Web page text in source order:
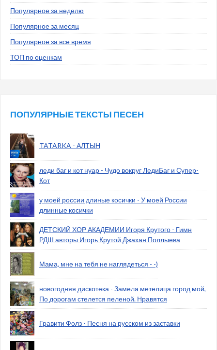
Популярное за неделю
Популярное за месяц
Популярное за все время
ТОП по оценкам
ПОПУЛЯРНЫЕ ТЕКСТЫ ПЕСЕН
TATARKA - АЛТЫН
леди баг и кот нуар - Чудо вокруг ЛедиБаг и Супер-
Кот
у моей россии длиные косички - У моей России
длинные косички
ДЕТСКИЙ ХОР АКАДЕМИИ Игоря Крутого - Гимн
РДШ авторы Игорь Крутой Джахан Поллыева
Мама, мне на тебя не наглядеться - -)
новогодняя дискотека - Замела метелица город мой,
По дорогам стелется пеленой. Нравятся
Гравити Фолз - Песня на русском из заставки